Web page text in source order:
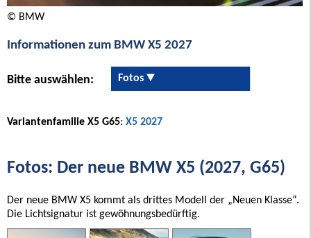
© BMW
Informationen zum BMW X5 2027
Bitte auswählen: Fotos
Variantenfamilie X5 G65: X5 2027
Fotos: Der neue BMW X5 (2027, G65)
Der neue BMW X5 kommt als drittes Modell der „Neuen Klasse“.
Die Lichtsignatur ist gewöhnungsbedürftig.